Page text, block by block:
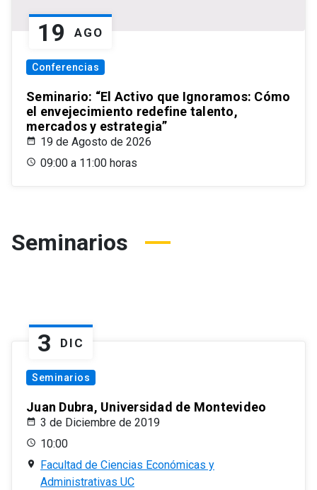
19 AGO
Conferencias
Seminario: “El Activo que Ignoramos: Cómo
el envejecimiento redefine talento,
mercados y estrategia”
19 de Agosto de 2026
09:00 a 11:00 horas
Seminarios
3 DIC
Seminarios
Juan Dubra, Universidad de Montevideo
3 de Diciembre de 2019
10:00
Facultad de Ciencias Económicas y
Administrativas UC